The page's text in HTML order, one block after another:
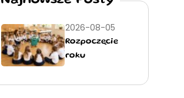
2026-08-05
Rozpoczęcie
roku
2026/2027 –